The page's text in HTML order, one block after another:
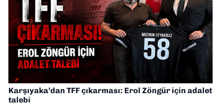
Karşıyaka’dan TFF çıkarması: Erol Zöngür için adalet
talebi